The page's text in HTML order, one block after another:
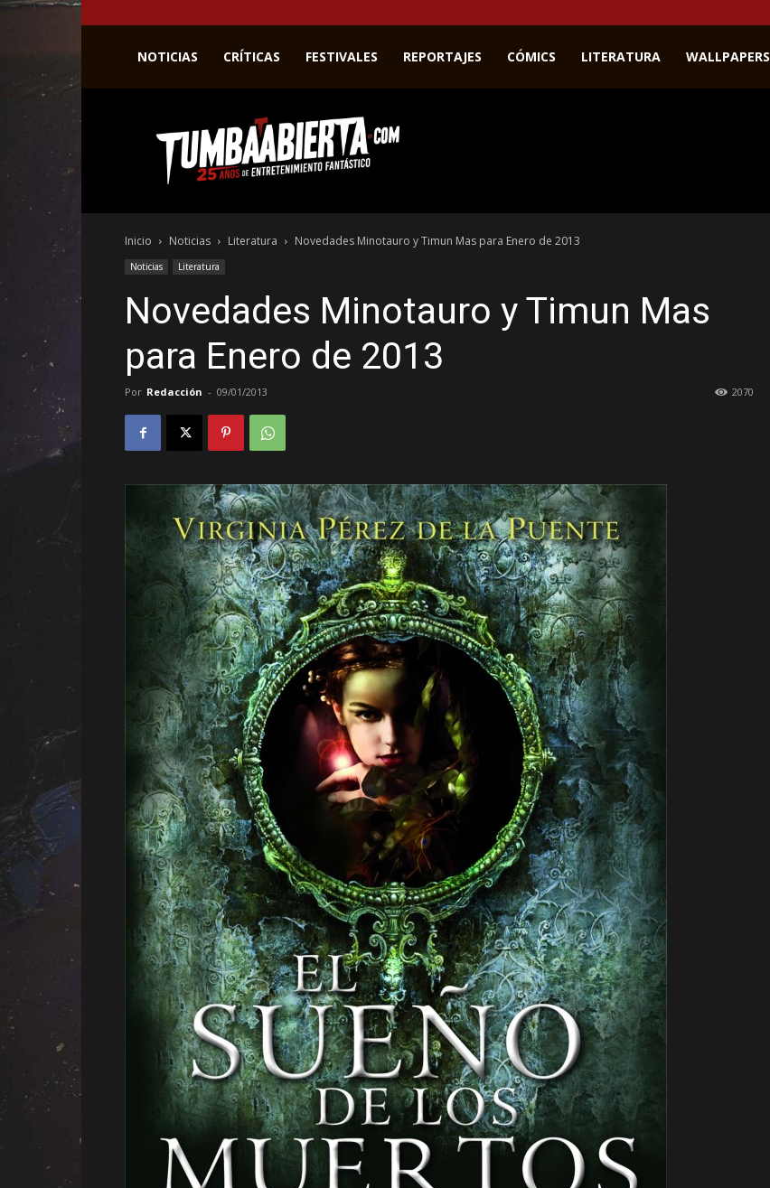
NOTICIAS CRÍTICAS FESTIVALES REPORTAJES CÓMICS LITERATURA WALLPAPERS
web
del
entretenimiento
el
género
Inicio Noticias Literatura Novedades Minotauro y Timun Mas para Enero de 2013
Noticias Literatura
Novedades Minotauro y Timun Mas
para Enero de 2013
Por Redacción - 09/01/2013 2070